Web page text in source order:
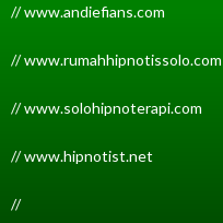
// www.andiefians.com
// www.rumahhipnotissolo.com
// www.solohipnoterapi.com
// www.hipnotist.net
//